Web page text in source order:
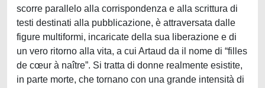
scorre parallelo alla corrispondenza e alla scrittura di
testi destinati alla pubblicazione, è attraversata dalle
figure multiformi, incaricate della sua liberazione e di
un vero ritorno alla vita, a cui Artaud da il nome di “filles
de cœur à naître”. Si tratta di donne realmente esistite,
in parte morte, che tornano con una grande intensità di